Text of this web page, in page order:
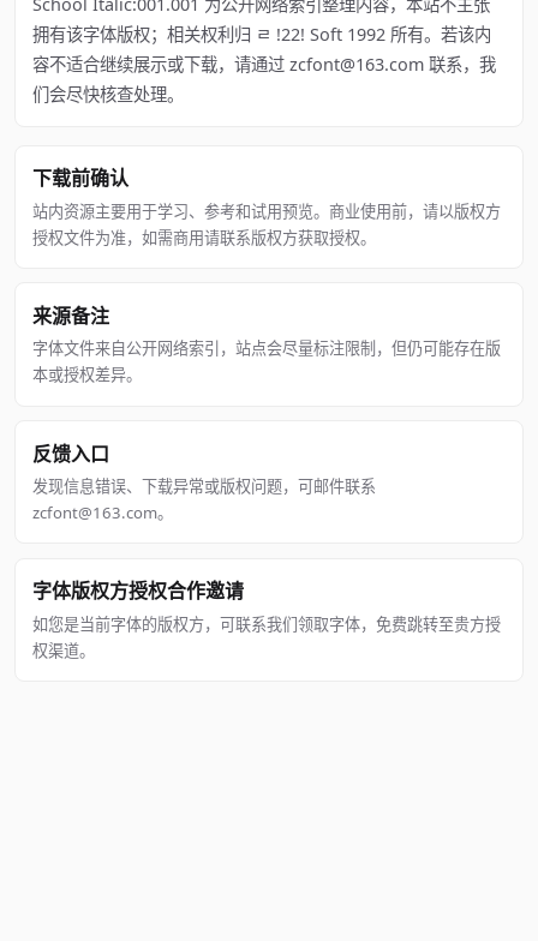
拥有该字体版权；相关权利归 ﾩ !22! Soft 1992 所有。若该内
容不适合继续展示或下载，请通过 zcfont@163.com 联系，我
们会尽快核查处理。
下载前确认
站内资源主要用于学习、参考和试用预览。商业使用前，请以版权方
授权文件为准，如需商用请联系版权方获取授权。
来源备注
字体文件来自公开网络索引，站点会尽量标注限制，但仍可能存在版
本或授权差异。
反馈入口
发现信息错误、下载异常或版权问题，可邮件联系
zcfont@163.com。
字体版权方授权合作邀请
如您是当前字体的版权方，可联系我们领取字体，免费跳转至贵方授
权渠道。